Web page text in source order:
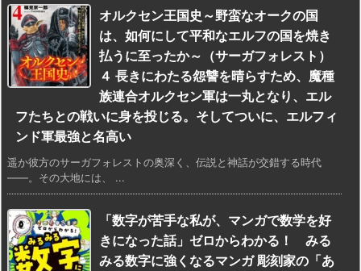
オルクセン王国史～野蛮なオークの国
は、如何にして平和なエルフの国を焼き
払うに至ったか～（サーガフォレスト）
４ 長きにわたる怨讐を晴らすため、魔種
族連合オルクセン軍は一丸となり、エル
フたちとの戦いに身を投じる。そしてついに、エルフィ
ンド軍最強と名高い
遥か彼方のサーガフォレストの奥深く、伝説と神話が交錯する時代
――。その大地には、 ...
「数字が苦手な私が、マンガで数学を好
きになった話」ゼロからわかる！ みる
みる数字に強くなるマンガ 彫刻家の「あ